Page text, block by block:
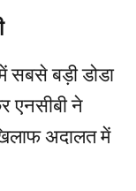
सबसे बड़ी डोडा
एनसीबी ने
अदालत में